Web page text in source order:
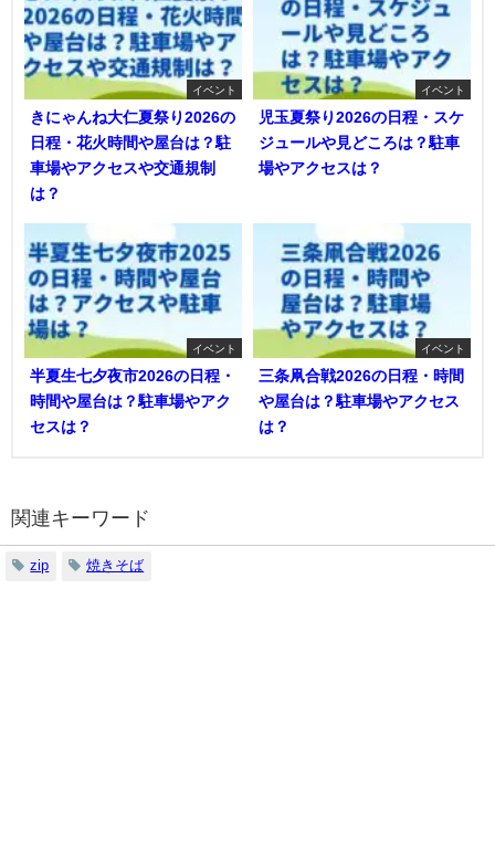
イベント
きにゃんね大仁夏祭り2026の
日程・花火時間や屋台は？駐
車場やアクセスや交通規制
は？
イベント
児玉夏祭り2026の日程・スケ
ジュールや見どころは？駐車
場やアクセスは？
イベント
半夏生七夕夜市2026の日程・
時間や屋台は？駐車場やアク
セスは？
イベント
三条凧合戦2026の日程・時間
や屋台は？駐車場やアクセス
は？
関連キーワード
zip 焼きそば